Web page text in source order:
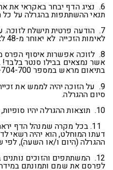
6. נציג הדף יבחר באקראי
תנאי ההשתתפות בהגרלה על כל
7. הודעה פרטית תישלח לזוכה.
לאימות הזכייה לא יאוחר מ-48 לאחר פניית הדף בהודעה פרטית.
8. לזוכה אפשרות איסוף
בתיאום מראש במספר 1-700-704-700
סיום ההגרלה.
10. תוצאות ההגרלה יהיו סופיות, מוחלטות ובלתי ניתנות לערעור.
11. בכל מקרה שמנהל הדף
דעתו המוחלט, הוא יהיה רשאי
ההגרלה (היום ו/או השעה), לפי
12. המשתתפים והזוכים
לפרסם את שמם ותמונתם במידה